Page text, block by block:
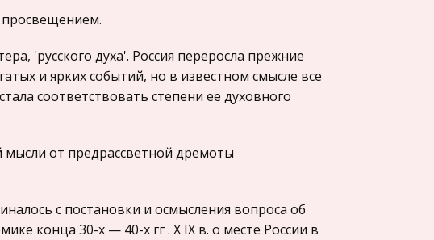
'русского духа'. Россия переросла прежние
и ярких событий, но в известном смысле все
соответствовать степени ее духовного
мысли от предрассветной дремоты
с постановки и осмысления вопроса об
конца 30-х — 40-x гг . Х IX в. о месте России в